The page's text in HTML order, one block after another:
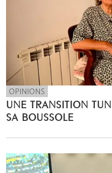
OPINIONS
UNE TRANSITION
SA BOUSSOLE